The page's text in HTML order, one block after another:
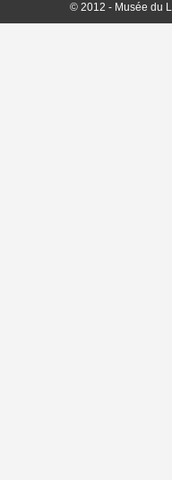
© 2012 - Musée du